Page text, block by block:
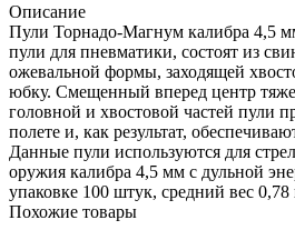
Описание
Пули Торнадо-Магнум калибра 4,5
пули для пневматики, состоят из
ожевальной формы, заходящей
юбку. Смещенный вперед центр
головной и хвостовой частей пули
полете и, как результат,
Данные пули используются для
оружия калибра 4,5 мм с дульной
упаковке 100 штук, средний вес 0,78
Похожие товары